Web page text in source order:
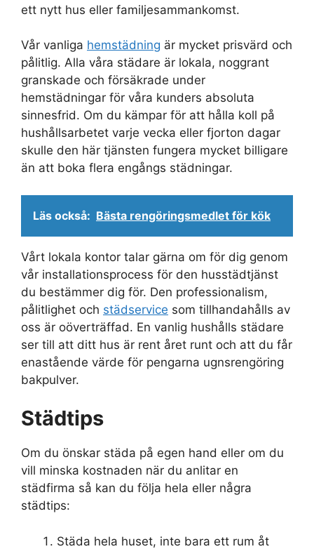
ett nytt hus eller familjesammankomst.
Vår vanliga hemstädning är mycket prisvärd och
pålitlig. Alla våra städare är lokala, noggrant
granskade och försäkrade under
hemstädningar för våra kunders absoluta
sinnesfrid. Om du kämpar för att hålla koll på
hushållsarbetet varje vecka eller fjorton dagar
skulle den här tjänsten fungera mycket billigare
än att boka flera engångs städningar.
Läs också: Bästa rengöringsmedlet för kök
Vårt lokala kontor talar gärna om för dig genom
vår installationsprocess för den husstädtjänst
du bestämmer dig för. Den professionalism,
pålitlighet och städservice som tillhandahålls av
oss är oöverträffad. En vanlig hushålls städare
ser till att ditt hus är rent året runt och att du får
enastående värde för pengarna ugnsrengöring
bakpulver.
Städtips
Om du önskar städa på egen hand eller om du
vill minska kostnaden när du anlitar en
städfirma så kan du följa hela eller några
städtips:
Städa hela huset, inte bara ett rum åt